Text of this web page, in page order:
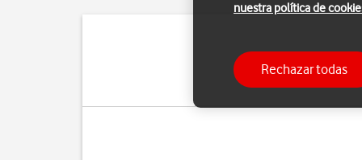
Con una Cuenta de
poder activar una
nuestra política de
Rechazar todas